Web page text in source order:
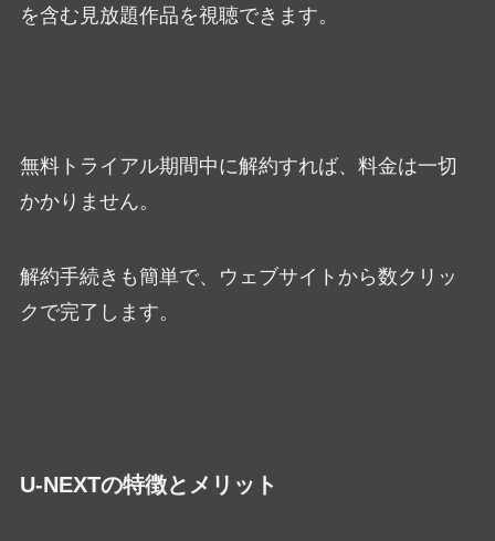
を含む見放題作品を視聴できます。
無料トライアル期間中に解約すれば、料金は一切
かかりません。
解約手続きも簡単で、ウェブサイトから数クリッ
クで完了します。
U-NEXTの特徴とメリット